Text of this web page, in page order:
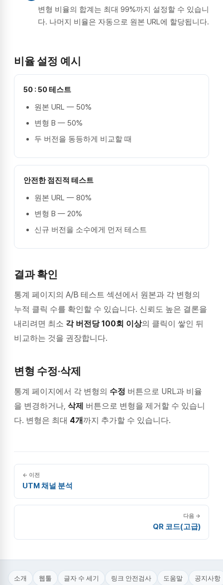
변형 비율의 합계는 최대 99%까지 설정할 수 있습니
다. 나머지 비율은 자동으로 원본 URL에 할당됩니다.
비율 설정 예시
50 : 50 테스트
원본 URL — 50%
변형 B — 50%
두 버전을 동등하게 비교할 때
안전한 점진적 테스트
원본 URL — 80%
변형 B — 20%
신규 버전을 소수에게 먼저 테스트
결과 확인
통계 페이지의 A/B 테스트 섹션에서 원본과 각 변형의
누적 클릭 수를 확인할 수 있습니다. 신뢰도 높은 결론을
내리려면 최소 각 버전당 100회 이상의 클릭이 쌓인 뒤
비교하는 것을 권장합니다.
변형 수정·삭제
통계 페이지에서 각 변형의 수정 버튼으로 URL과 비율
을 변경하거나, 삭제 버튼으로 변형을 제거할 수 있습니
다. 변형은 최대 4개까지 추가할 수 있습니다.
← 이전
UTM 채널 분석
다음 →
QR 코드(고급)
소개 웹툴 글자 수 세기 링크 안전검사 도움말 공지사항